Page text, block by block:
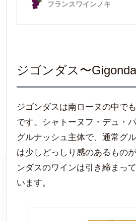
ジゴンダス〜
ジゴンダスは南ローヌの中で
です。シャトーヌフ・デュ・
グルナッシュ主体で、通常グ
は少しどっしり感のあるもの
ンダスのワインは引き締まっ
います。